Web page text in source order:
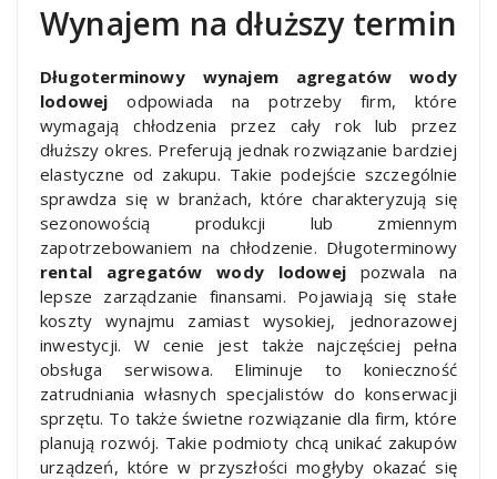
Wynajem na dłuższy termin
Długoterminowy wynajem agregatów wody
lodowej odpowiada na potrzeby firm, które
wymagają chłodzenia przez cały rok lub przez
dłuższy okres. Preferują jednak rozwiązanie bardziej
elastyczne od zakupu. Takie podejście szczególnie
sprawdza się w branżach, które charakteryzują się
sezonowością produkcji lub zmiennym
zapotrzebowaniem na chłodzenie. Długoterminowy
rental agregatów wody lodowej pozwala na
lepsze zarządzanie finansami. Pojawiają się stałe
koszty wynajmu zamiast wysokiej, jednorazowej
inwestycji. W cenie jest także najczęściej pełna
obsługa serwisowa. Eliminuje to konieczność
zatrudniania własnych specjalistów do konserwacji
sprzętu. To także świetne rozwiązanie dla firm, które
planują rozwój. Takie podmioty chcą unikać zakupów
urządzeń, które w przyszłości mogłyby okazać się